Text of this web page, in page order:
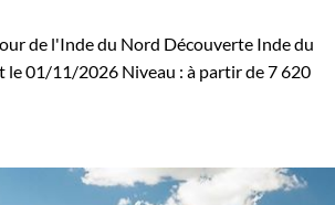
de l'Inde du Nord Découverte Inde du
le 01/11/2026 Niveau : à partir de7 620